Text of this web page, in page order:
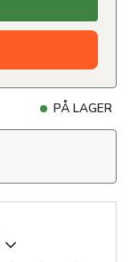
PÅ LAGER